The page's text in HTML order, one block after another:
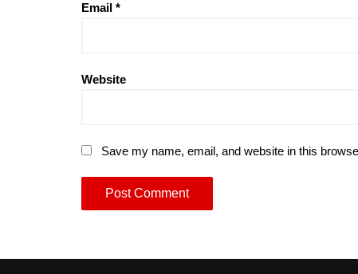
Email *
Website
Save my name, email, and website in this